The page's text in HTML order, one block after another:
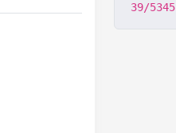
39/5345